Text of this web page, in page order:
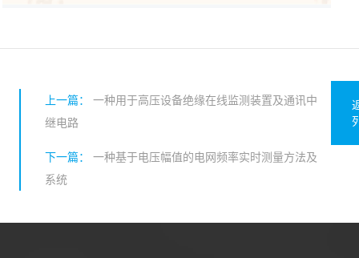
上一篇： 一种用于高压设备绝缘在线监测装置及通讯中
继电路
下一篇： 一种基于电压幅值的电网频率实时测量方法及
系统